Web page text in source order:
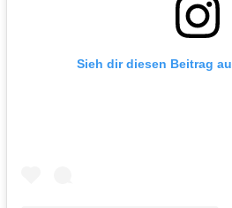
Sieh dir diesen Beitrag